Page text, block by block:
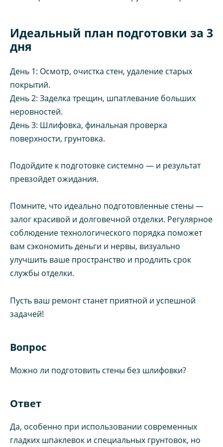
Идеальный план подготовки за 3
дня
День 1: Осмотр, очистка стен, удаление старых
покрытий.
День 2: Заделка трещин, шпатлевание больших
неровностей.
День 3: Шлифовка, финальная проверка
поверхности, грунтовка.
Подойдите к подготовке системно — и результат
превзойдет ожидания.
Помните, что идеально подготовленные стены —
залог красивой и долговечной отделки. Регулярное
соблюдение технологического порядка поможет
вам сэкономить деньги и нервы, визуально
улучшить ваше пространство и продлить срок
службы отделки.
Пусть ваш ремонт станет приятной и успешной
задачей!
Вопрос
Можно ли подготовить стены без шлифовки?
Ответ
Да, особенно при использовании современных
гладких шпаклевок и специальных грунтовок, но